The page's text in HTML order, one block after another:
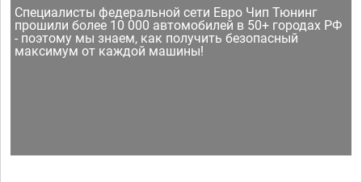
Специалисты федеральной сети Евро Чип Тюнинг
прошили более 10 000 автомобилей в 50+ городах РФ
- поэтому мы знаем, как получить безопасный
максимум от каждой машины!